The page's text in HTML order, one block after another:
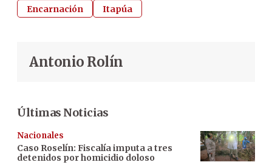
Encarnación Itapúa
Antonio Rolín
Últimas Noticias
Nacionales
Caso Roselín: Fiscalía imputa a tres
detenidos por homicidio doloso